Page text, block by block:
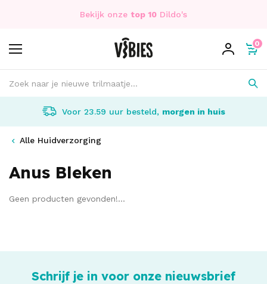
Bekijk onze top 10 Dildo's
0
Voor 23.59 uur besteld, morgen in huis
Alle Huidverzorging
Anus Bleken
Geen producten gevonden!...
Schrijf je in voor onze nieuwsbrief